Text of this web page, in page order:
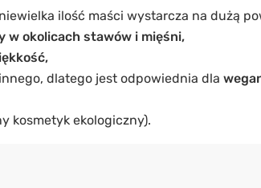
ilość maści wystarcza na dużą
w okolicach stawów i mięśni,
dlatego jest odpowiednia dla
kosmetyk ekologiczny).